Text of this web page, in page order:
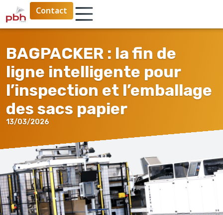
Contact
BAGPACKER : la fin de
ligne intelligente pour
l’inspection et l’emballage
des sacs papier
13/03/2026